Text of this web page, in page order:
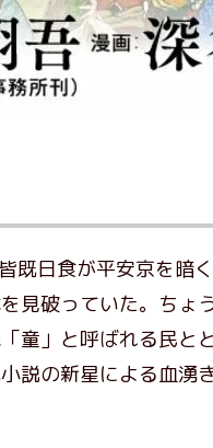
既日食が平安京を暗
見破っていた。ちょ
童」と呼ばれる民
説の新星による血湧